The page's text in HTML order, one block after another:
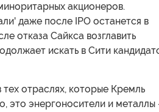
акционеров.
даже после IPO останется в
отказа Сайкса возглавить
искать в Сити
отраслях, которые Кремль
это энергоносители и металлы